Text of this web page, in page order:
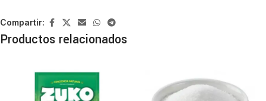
5
Compartir:
Productos relacionados